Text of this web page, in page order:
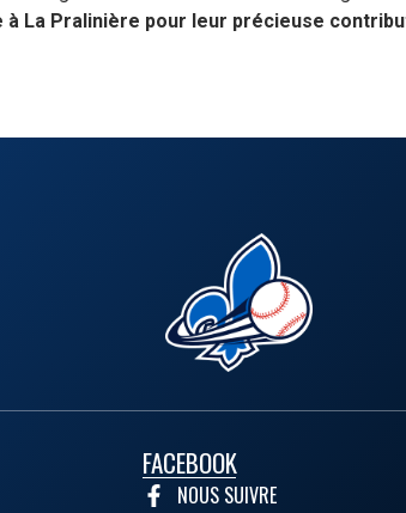
La Pralinière pour leur précieuse
FACEBOOK
NOUS SUIVRE